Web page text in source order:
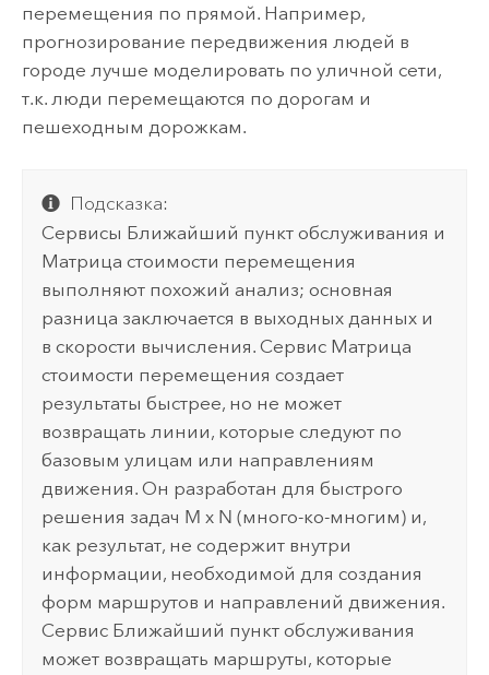
перемещения по прямой. Например,
прогнозирование передвижения людей в
городе лучше моделировать по уличной сети,
т.к. люди перемещаются по дорогам и
пешеходным дорожкам.
Подсказка:
Сервисы Ближайший пункт обслуживания и
Матрица стоимости перемещения
выполняют похожий анализ; основная
разница заключается в выходных данных и
в скорости вычисления. Сервис Матрица
стоимости перемещения создает
результаты быстрее, но не может
возвращать линии, которые следуют по
базовым улицам или направлениям
движения. Он разработан для быстрого
решения задач M x N (много-ко-многим) и,
как результат, не содержит внутри
информации, необходимой для создания
форм маршрутов и направлений движения.
Сервис Ближайший пункт обслуживания
может возвращать маршруты, которые